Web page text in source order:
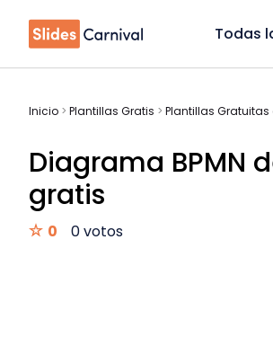
Todas
Inicio > Plantillas Gratis > Plantillas
Diagrama BPMN
gratis
0 0 votos